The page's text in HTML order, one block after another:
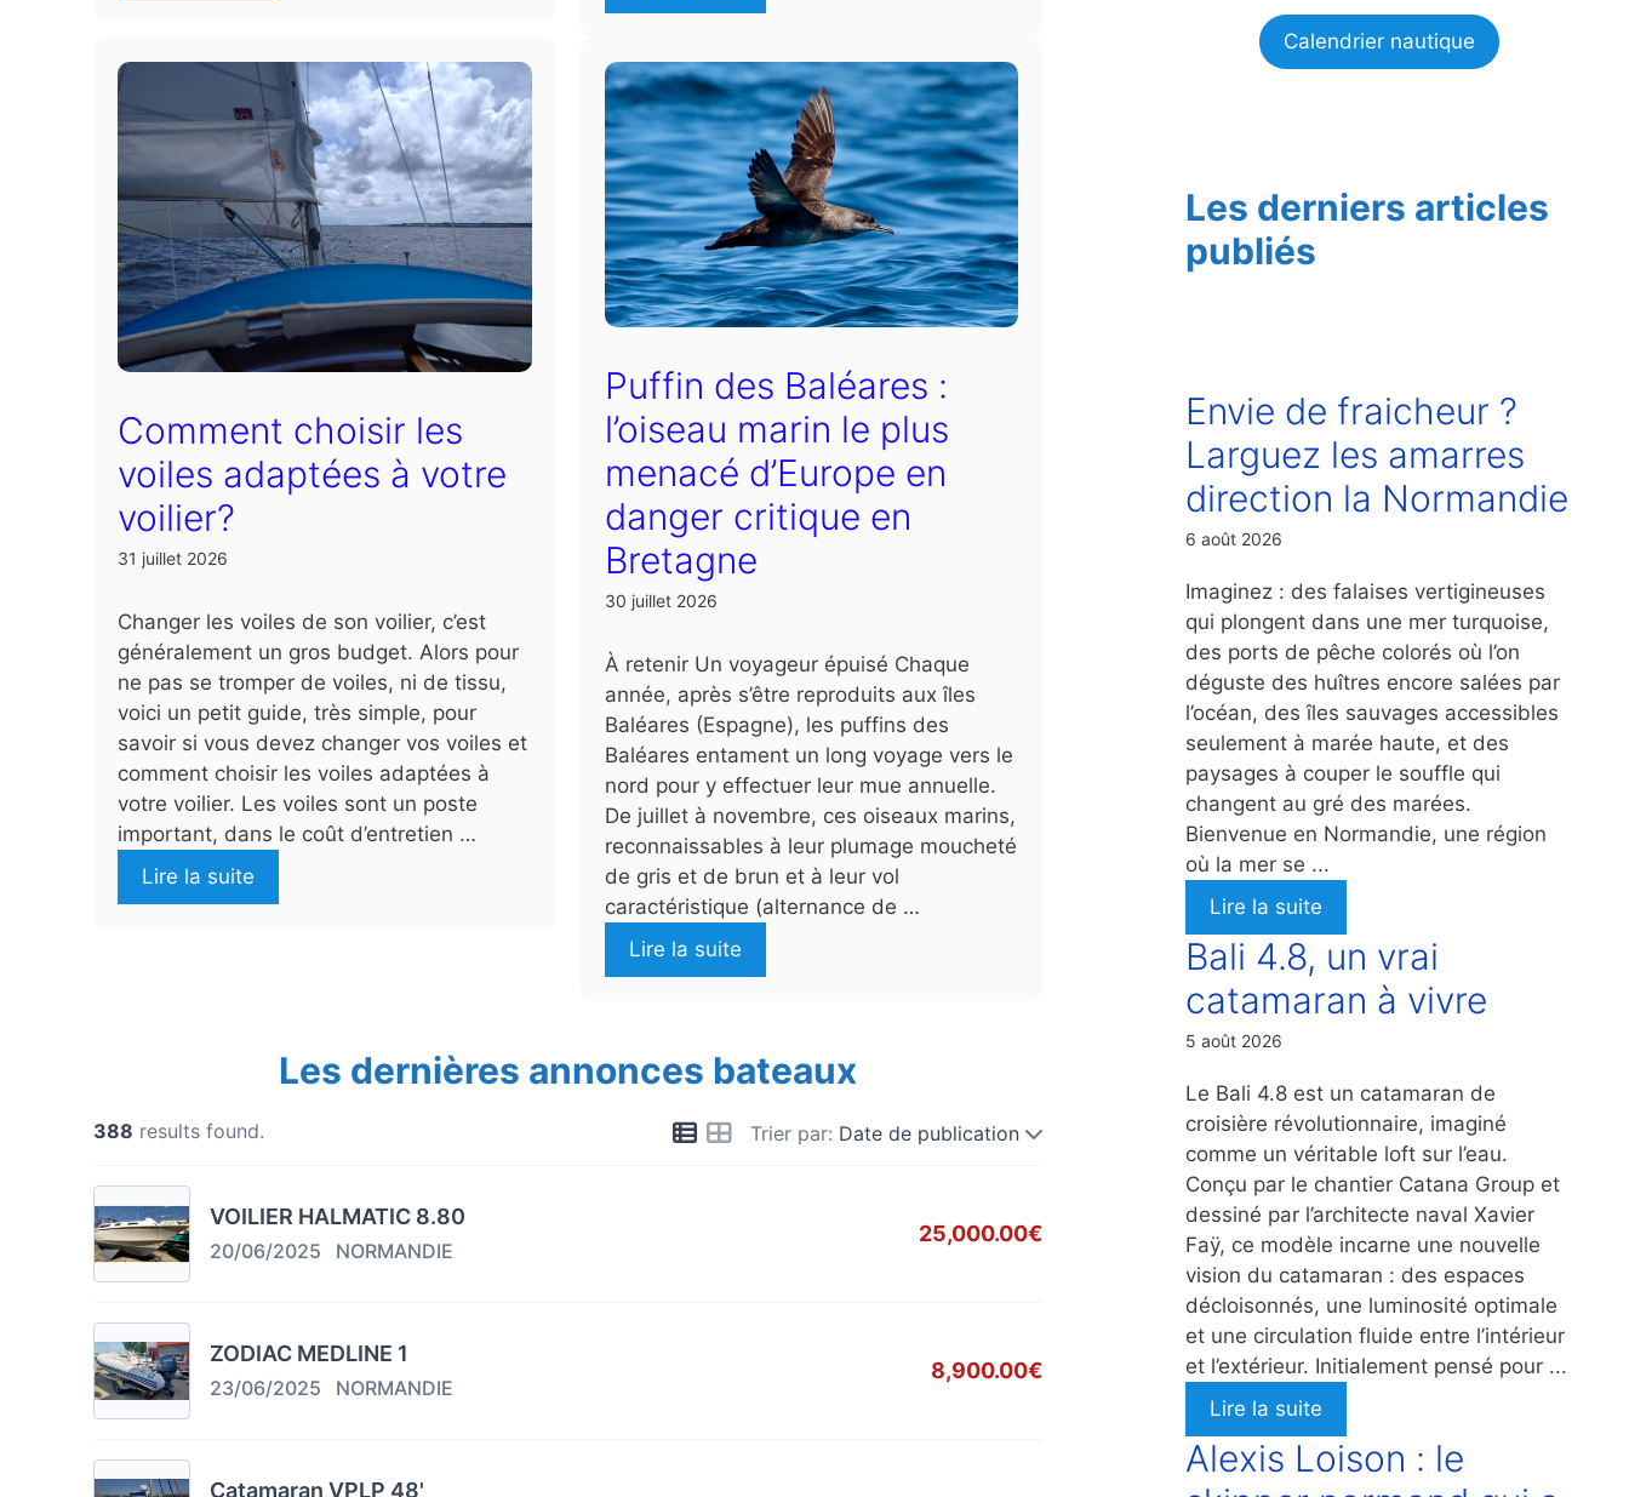
Comment choisir les
voiles adaptées à votre
voilier?
31 juillet 2026
Changer les voiles de son voilier, c’est
généralement un gros budget. Alors pour
ne pas se tromper de voiles, ni de tissu,
voici un petit guide, très simple, pour
savoir si vous devez changer vos voiles et
comment choisir les voiles adaptées à
votre voilier. Les voiles sont un poste
important, dans le coût d’entretien …
Lire la suite
Puffin des Baléares :
l’oiseau marin le plus
menacé d’Europe en
danger critique en
Bretagne
30 juillet 2026
À retenir Un voyageur épuisé Chaque
année, après s’être reproduits aux îles
Baléares (Espagne), les puffins des
Baléares entament un long voyage vers le
nord pour y effectuer leur mue annuelle.
De juillet à novembre, ces oiseaux marins,
reconnaissables à leur plumage moucheté
de gris et de brun et à leur vol
caractéristique (alternance de …
Lire la suite
Les dernières annonces bateaux
Trier par: Date de publication
388 results found.
VOILIER HALMATIC 8.80
20/06/2025 NORMANDIE
25,000.00€
ZODIAC MEDLINE 1
23/06/2025 NORMANDIE
8,900.00€
Catamaran VPLP 48'
Calendrier nautique
Les derniers articles
publiés
Envie de fraicheur ?
Larguez les amarres
direction la Normandie
6 août 2026
Imaginez : des falaises vertigineuses
qui plongent dans une mer turquoise,
des ports de pêche colorés où l’on
déguste des huîtres encore salées par
l’océan, des îles sauvages accessibles
seulement à marée haute, et des
paysages à couper le souffle qui
changent au gré des marées.
Bienvenue en Normandie, une région
où la mer se ...
Lire la suite
Bali 4.8, un vrai
catamaran à vivre
5 août 2026
Le Bali 4.8 est un catamaran de
croisière révolutionnaire, imaginé
comme un véritable loft sur l’eau.
Conçu par le chantier Catana Group et
dessiné par l’architecte naval Xavier
Faÿ, ce modèle incarne une nouvelle
vision du catamaran : des espaces
décloisonnés, une luminosité optimale
et une circulation fluide entre l’intérieur
et l’extérieur. Initialement pensé pour ...
Lire la suite
Alexis Loison : le